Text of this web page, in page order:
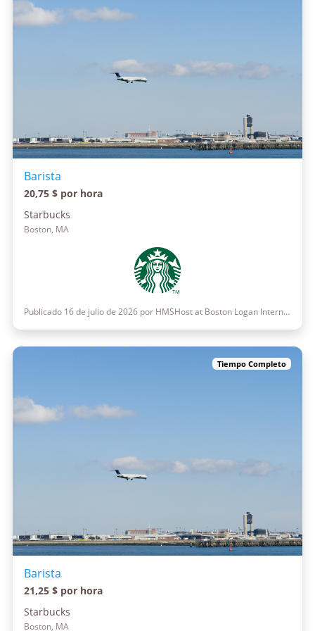
Barista
20,75 $ por hora
Starbucks
Boston, MA
Publicado 16 de julio de 2026 por HMSHost at Boston Logan International Airport
Tiempo Completo
Barista
21,25 $ por hora
Starbucks
Boston, MA